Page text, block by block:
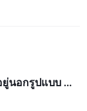
ยกเก็บค่าธรรมเนียม
ยมการไม่ใช้งานจะ
ที่ไม่มีการใช้งาน
นอกรูปแบบ mt